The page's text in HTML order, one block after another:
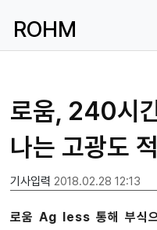
ROHM
로움, 240시
나는 고광도
기사입력 2018.02.28 12:13
로움 Ag less 통해 부식